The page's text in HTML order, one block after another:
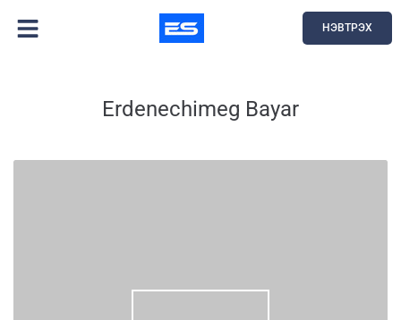
НЭВТРЭХ
Erdenechimeg Bayar